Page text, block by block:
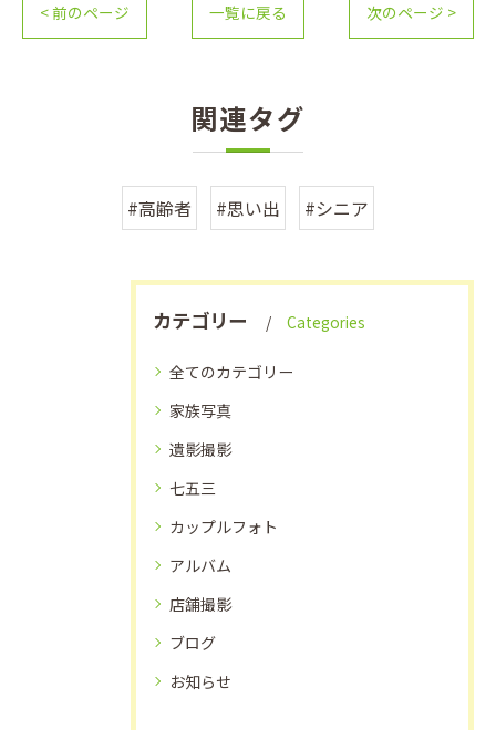
< 前のページ 一覧に戻る 次のページ >
関連タグ
#高齢者 #思い出 #シニア
カテゴリー Categories
全てのカテゴリー
家族写真
遺影撮影
七五三
カップルフォト
アルバム
店舗撮影
ブログ
お知らせ